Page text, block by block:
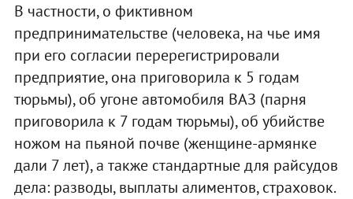
В частности, о фиктивном
предпринимательстве (человека, на чье имя
при его согласии перерегистрировали
предприятие, она приговорила к 5 годам
тюрьмы), об угоне автомобиля ВАЗ (парня
приговорила к 7 годам тюрьмы), об убийстве
ножом на пьяной почве (женщине-армянке
дали 7 лет), а также стандартные для райсудов
дела: разводы, выплаты алиментов, страховок.